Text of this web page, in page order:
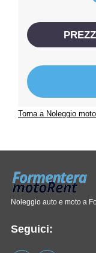
Torna a Noleggio
Noleggio auto e moto a
Seguici: